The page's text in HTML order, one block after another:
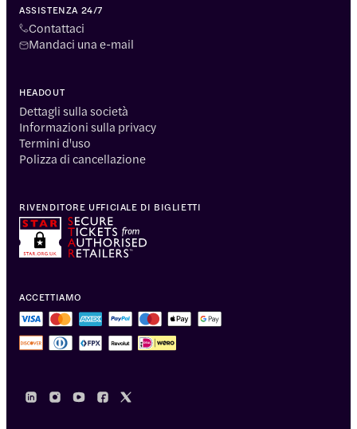
ASSISTENZA 24/7
Contattaci
Mandaci una e-mail
HEADOUT
Dettagli sulla società
Informazioni sulla privacy
Termini d'uso
Polizza di cancellazione
ACCETTIAMO
RIVENDITORE UFFICIALE DI BIGLIETTI